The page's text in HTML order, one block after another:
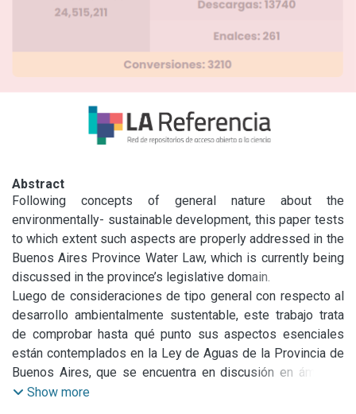
Abstract
Following concepts of general nature about the
environmentally- sustainable development, this paper tests
to which extent such aspects are properly addressed in the
Buenos Aires Province Water Law, which is currently being
discussed in the province’s legislative domain.
The main conclusions about such a law are that: (a) it
centralizes the water resources administration by creating
the Water Authority, although it also allows for certain
aspects being managed by Basin Committees and Water-
Users Groups, (b) it clearly spells out the rights and dutties
of those directly benefited by water usage, (c) it does not
Luego de consideraciones de tipo general con respecto al
desarrollo ambientalmente sustentable, este trabajo trata
de comprobar hasta qué punto sus aspectos esenciales
están contemplados en la Ley de Aguas de la Provincia de
Buenos Aires, que se encuentra en discusión en ámbitos
legislativos provinciales.
Show more